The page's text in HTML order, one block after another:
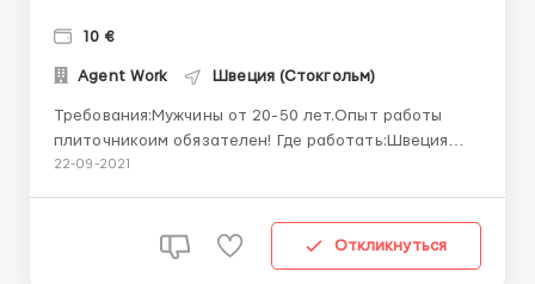
10 €
Agent Work Швеция (Стокгольм)
Требования:Мужчины от 20-50 лет.Опыт работы
плиточникоим обязателен! Где работать:Швеция
город по распределению.(объектов много) Условия
предоставляет жильё,Комунальные услуги и
22-09-2021
Откликнуться